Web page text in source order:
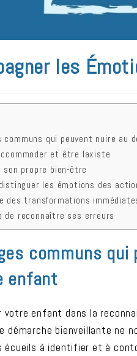
les
communs qui peuvent nuire
et être laxiste
son propre bien-être
les émotions des
des transformations
de reconnaître ses erreurs
communs
enfant
votre enfant dans la
démarche bienveillante ne
écueils à identifier et à